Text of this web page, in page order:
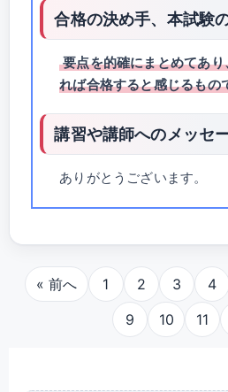
合格の決め手、本試験
要点を的確にまとめてあ
れば合格すると感じるもの
講習や講師へのメッセ
ありがとうございます。
« 前へ 1 2 3 4
9
10 11